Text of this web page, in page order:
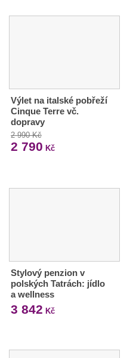
Výlet na italské pobřeží
Cinque Terre vč.
dopravy
2 990 Kč
2 790 Kč
Stylový penzion v
polských Tatrách: jídlo
a wellness
3 842 Kč